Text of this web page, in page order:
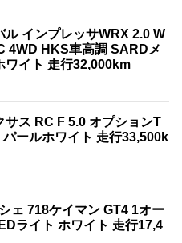
ル インプレッサWRX 2.0 W
4WD HKS車高調 SARDメ
ワイト 走行32,000km
サス RC F 5.0 オプションT
ールホワイト 走行33,500k
ェ 718ケイマン GT4 1オー
ライト ホワイト 走行17,4